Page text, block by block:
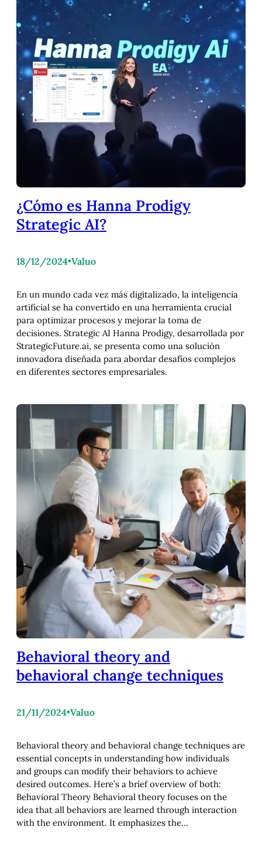
¿Cómo es Hanna Prodigy
Strategic AI?
18/12/2024•Valuo
En un mundo cada vez más digitalizado, la inteligencia
artificial se ha convertido en una herramienta crucial
para optimizar procesos y mejorar la toma de
decisiones. Strategic AI Hanna Prodigy, desarrollada por
StrategicFuture.ai, se presenta como una solución
innovadora diseñada para abordar desafíos complejos
en diferentes sectores empresariales.
Behavioral theory and
behavioral change techniques
21/11/2024•Valuo
Behavioral theory and behavioral change techniques are
essential concepts in understanding how individuals
and groups can modify their behaviors to achieve
desired outcomes. Here’s a brief overview of both:
Behavioral Theory Behavioral theory focuses on the
idea that all behaviors are learned through interaction
with the environment. It emphasizes the…